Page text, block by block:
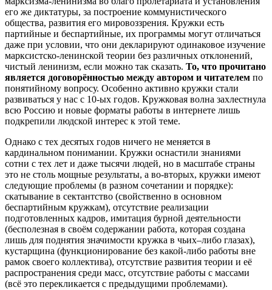
его же диктатуры, за построение коммунистического
общества, развития его мировоззрения. Кружки есть
партийные и беспартийные, их программы могут отличаться
даже при условии, что они декларируют одинаковое изучение
марксистско-ленинской теории без различных отклонений,
чистый ленинизм, если можно так сказать. То, что прочитано
является договорённостью между автором и читателем по
понятийному вопросу. Особенно активно кружки стали
развиваться у нас с 10-ых годов. Кружковая волна захлестнула
всю Россию и новые форматы работы в интернете лишь
подкрепили людской интерес к этой теме.
Однако с тех десятых годов ничего не меняется в
кардинальном понимании. Кружки оснастили знаниями
сотни с тех лет и даже тысячи людей, но в масштабе страны
это не столь мощные результаты, а во-вторых, кружки имеют
следующие проблемы (в разном сочетании и порядке):
скатывание в сектантство (свойственно в основном
беспартийным кружкам), отсутствие реализации
подготовленных кадров, имитация бурной деятельности
(бесполезная в своём содержании работа, которая создана
лишь для поднятия значимости кружка в чьих–либо глазах),
кустарщина (функционирование без какой-либо работы вне
рамок своего коллектива), отсутствие развития теории и её
распространения среди масс, отсутствие работы с массами
(всё это перекликается с предыдущими проблемами).